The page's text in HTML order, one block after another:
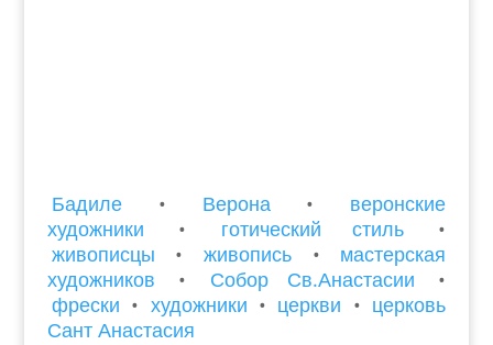
Бадиле • Верона •
веронские
художники
• готический стиль
•
живописцы
• живопись •
мастерская
художников
• Собор Св.Анастасии
•
фрески • художники • церкви • церковь
Сант Анастасия